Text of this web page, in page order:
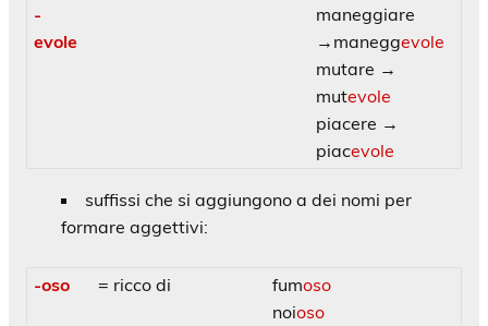
-
evole
maneggiare
→maneggevole
mutare →
mutevole
piacere →
piacevole
suffissi che si aggiungono a dei nomi per
formare aggettivi:
-oso = ricco di fumoso
noioso